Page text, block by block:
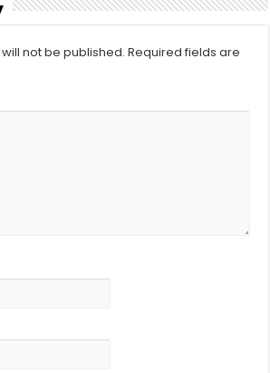
not be published. Required fields are